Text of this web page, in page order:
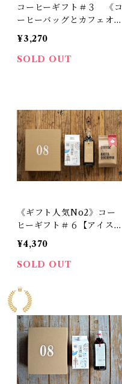
コーヒーギフト＃３ 《コ
ーヒーバッグとカフェオレ
ベースのセット》
¥3,270
SOLD OUT
《ギフト人気No2》コー
ヒーギフト＃６【アイスコ
ーヒー、コーヒーバッグ、
カフェオレベースのセッ
ト】
¥4,370
SOLD OUT